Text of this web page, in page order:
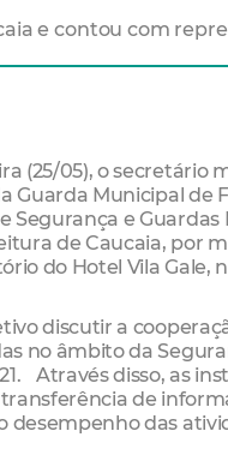
e contou com
(25/05), o secretário
Guarda Municipal de
Segurança e
de Caucaia, por
do Hotel Vila Gale,
discutir a
no âmbito da
Através disso, as
de
desempenho das